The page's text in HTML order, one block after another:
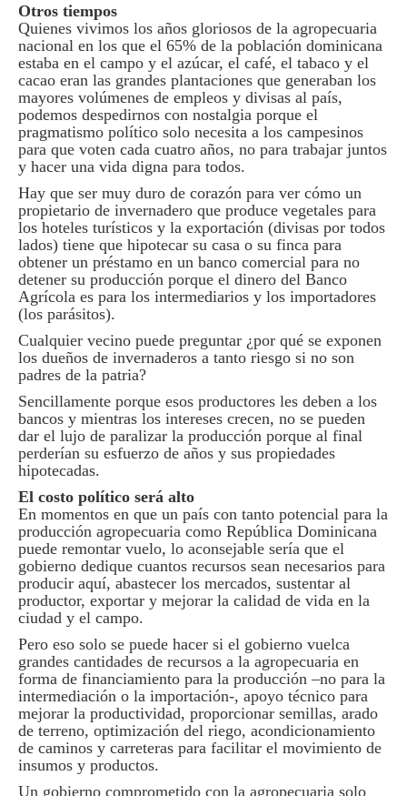
Otros tiempos
Quienes vivimos los años gloriosos de la agropecuaria
nacional en los que el 65% de la población dominicana
estaba en el campo y el azúcar, el café, el tabaco y el
cacao eran las grandes plantaciones que generaban los
mayores volúmenes de empleos y divisas al país,
podemos despedirnos con nostalgia porque el
pragmatismo político solo necesita a los campesinos
para que voten cada cuatro años, no para trabajar juntos
y hacer una vida digna para todos.
Hay que ser muy duro de corazón para ver cómo un
propietario de invernadero que produce vegetales para
los hoteles turísticos y la exportación (divisas por todos
lados) tiene que hipotecar su casa o su finca para
obtener un préstamo en un banco comercial para no
detener su producción porque el dinero del Banco
Agrícola es para los intermediarios y los importadores
(los parásitos).
Cualquier vecino puede preguntar ¿por qué se exponen
los dueños de invernaderos a tanto riesgo si no son
padres de la patria?
Sencillamente porque esos productores les deben a los
bancos y mientras los intereses crecen, no se pueden
dar el lujo de paralizar la producción porque al final
perderían su esfuerzo de años y sus propiedades
hipotecadas.
El costo político será alto
En momentos en que un país con tanto potencial para la
producción agropecuaria como República Dominicana
puede remontar vuelo, lo aconsejable sería que el
gobierno dedique cuantos recursos sean necesarios para
producir aquí, abastecer los mercados, sustentar al
productor, exportar y mejorar la calidad de vida en la
ciudad y el campo.
Pero eso solo se puede hacer si el gobierno vuelca
grandes cantidades de recursos a la agropecuaria en
forma de financiamiento para la producción –no para la
intermediación o la importación-, apoyo técnico para
mejorar la productividad, proporcionar semillas, arado
de terreno, optimización del riego, acondicionamiento
de caminos y carreteras para facilitar el movimiento de
insumos y productos.
Un gobierno comprometido con la agropecuaria solo